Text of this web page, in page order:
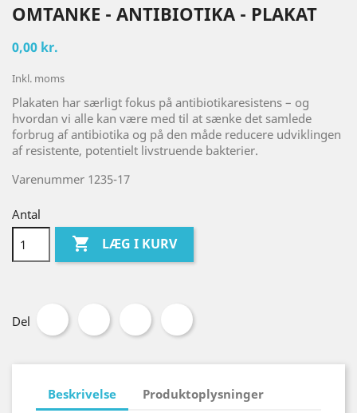
OMTANKE - ANTIBIOTIKA - PLAKAT
0,00 kr.
Inkl. moms
Plakaten har særligt fokus på antibiotikaresistens – og
hvordan vi alle kan være med til at sænke det samlede
forbrug af antibiotika og på den måde reducere udviklingen
af resistente, potentielt livstruende bakterier.
Varenummer 1235-17
Antal
 LÆG I KURV
Del
Beskrivelse Produktoplysninger